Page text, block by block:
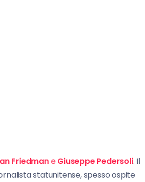
FriedmaneGiuseppe Pedersoli. Il
statunitense, spesso ospite